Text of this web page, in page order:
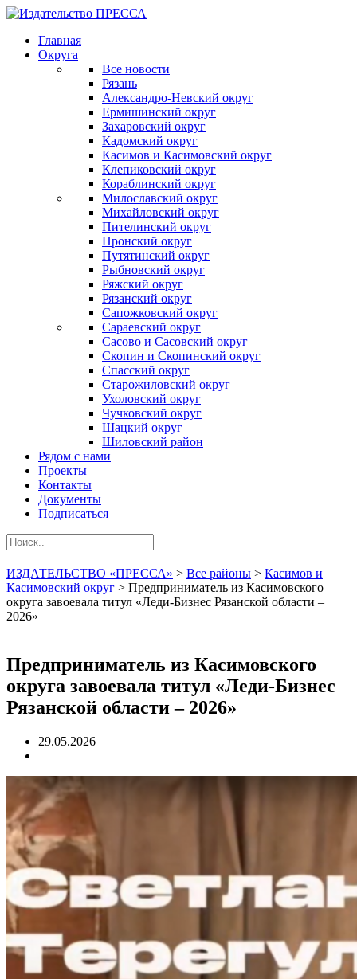
Главная
Округа
Все новости
Рязань
Александро-Невский округ
Ермишинский округ
Захаровский округ
Кадомский округ
Касимов и Касимовский округ
Клепиковский округ
Кораблинский округ
Милославский округ
Михайловский округ
Пителинский округ
Пронский округ
Путятинский округ
Рыбновский округ
Ряжский округ
Рязанский округ
Сапожковский округ
Сараевский округ
Сасово и Сасовский округ
Скопин и Скопинский округ
Спасский округ
Старожиловский округ
Ухоловский округ
Чучковский округ
Шацкий округ
Шиловский район
Рядом с нами
Проекты
Контакты
Документы
Подписаться
ИЗДАТЕЛЬСТВО «ПРЕССА» > Все районы > Касимов и
Касимовский округ > Предприниматель из Касимовского
округа завоевала титул «Леди-Бизнес Рязанской области –
2026»
Предприниматель из Касимовского
округа завоевала титул «Леди-Бизнес
Рязанской области – 2026»
29.05.2026